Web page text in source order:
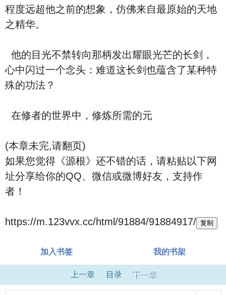
程度远超他之前的想象，仿佛来自最原始的天地
之精华。
他的目光不禁转向那柄发出耀眼光芒的长剑，
心中闪过一个念头：难道这长剑也蕴含了某种特
殊的功法？
在修者的世界中，修炼所需的元
(本章未完,请翻页)
如果您觉得《源根》还不错的话，请粘贴以下网
址分享给你的QQ、微信或微博好友，支持作
者！
https://m.123vvx.cc/html/91884/91884917/ 复制
加入书签 我的书架
上一章 目录 下一章